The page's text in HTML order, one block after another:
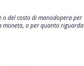
o del costo di manodopera per
moneta, o per quanto riguarda